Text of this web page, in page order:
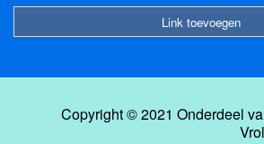
Link toevoegen
Copyright © 2021 Onderdeel